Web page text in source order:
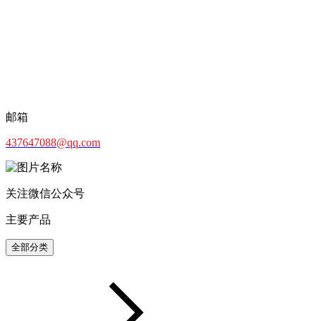
邮箱
437647088@qq.com
关注微信公众号
主要产品
全部分类